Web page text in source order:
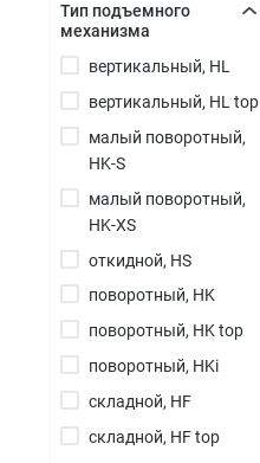
Тип подъемного
механизма
вертикальный, HL
вертикальный, HL top
малый поворотный,
HK-S
малый поворотный,
HK-XS
откидной, HS
поворотный, HK
поворотный, HK top
поворотный, HKi
складной, HF
складной, HF top